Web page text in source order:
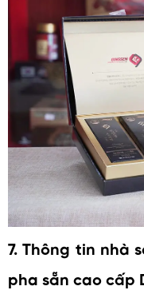
7. Thông tin nhà
pha sẵn cao cấp